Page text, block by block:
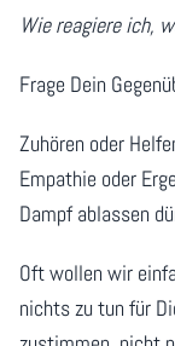
Wie reagiere ich,
Frage Dein
Zuhören oder
Empathie oder
Dampf ablassen
Oft wollen wir
nichts zu tun für